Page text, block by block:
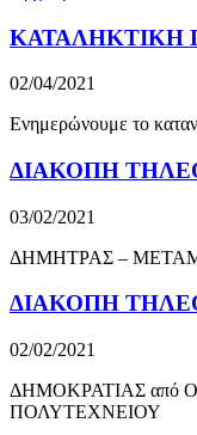
ΚΑΤΑΛΗΚΤΙΚΗ
02/04/2021
Ενημερώνουμε το
ΔΙΑΚΟΠΗ
03/02/2021
ΔΗΜΗΤΡΑΣ –
ΔΙΑΚΟΠΗ
02/02/2021
ΔΗΜΟΚΡΑΤΙΑΣ από
ΠΟΛΥΤΕΧΝΕΙΟΥ